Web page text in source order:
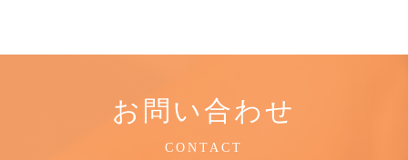
お問い合わせ
CONTACT